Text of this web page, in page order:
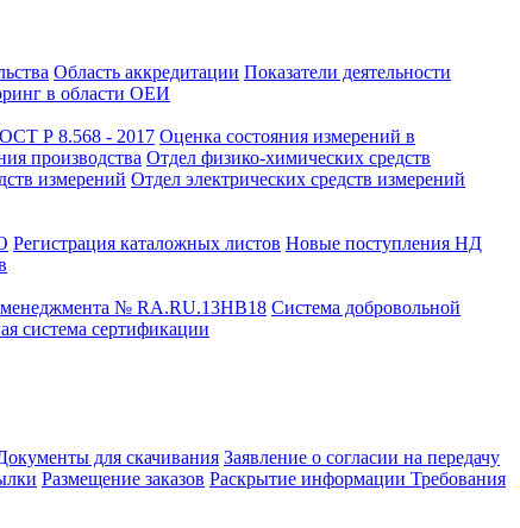
Область аккредитации Показатели деятельности
в области ОЕИ
Р 8.568 - 2017 Оценка состояния измерений в
производства Отдел физико-химических средств
измерений Отдел электрических средств измерений
Регистрация каталожных листов Новые поступления НД
№ RA.RU.13HB18 Система добровольной
система сертификации
для скачивания Заявление о согласии на передачу
Размещение заказов Раскрытие информации Требования